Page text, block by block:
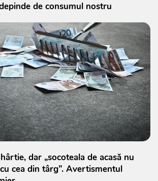
de consumul nostru
dar „socoteala de acasă nu
cea din târg”. Avertismentul